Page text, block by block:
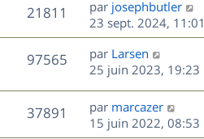
g
e
s
s
a
g
e
r
m
e
s
s
a
g
e
n
i
e
r
m
e
s
s
21811
u
D
e
r
n
i
e
r
m
e
par josephbutler
23 sept. 2024, 11:01
97565V
u
D
e
n
i
e
par Larsen
25 juin 2023, 19:23
37891
D
e
par marcazer
15 juin 2022, 08:53